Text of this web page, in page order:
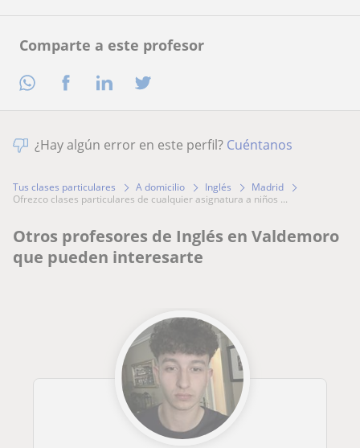
Comparte a este profesor
¿Hay algún error en este perfil? Cuéntanos
Tus clases particulares A domicilio Inglés
Madrid
ofrezco clases particulares de cualquier asignatura a niños ...
Otros profesores de Inglés en Valdemoro
que pueden interesarte